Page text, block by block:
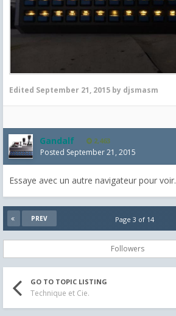
Edited September 21, 2015 by djsmasm
Gandalf 2,463
Posted September 21, 2015
Essaye avec un autre navigateur pour voir.
PREV Page 3 of 14
Followers
GO TO TOPIC LISTING
Technique et Cie.